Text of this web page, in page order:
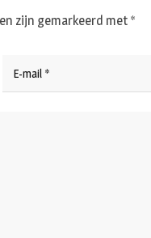
zijn gemarkeerd met *